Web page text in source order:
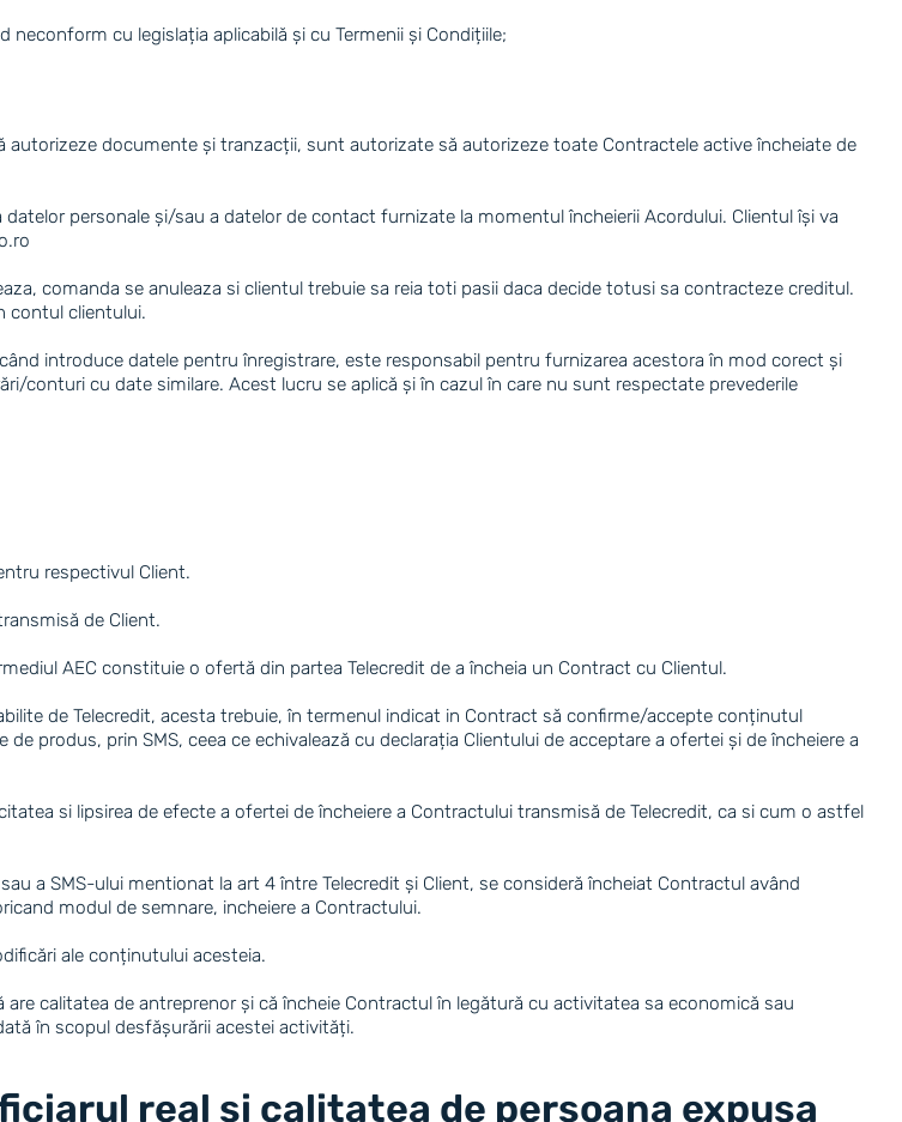
cu legislația aplicabilă și cu Termenii și Condițiile;
documente și tranzacții, sunt autorizate să autorizeze toate Contractele active încheiate de
personale și/sau a datelor de contact furnizate la momentul încheierii Acordului. Clientul își va
comanda se anuleaza si clientul trebuie sa reia toti pasii daca decide totusi sa contracteze creditul.
contul clientului.
introduce datele pentru înregistrare, este responsabil pentru furnizarea acestora în mod corect și
conturi cu date similare. Acest lucru se aplică și în cazul în care nu sunt respectate prevederile
respectivul Client.
de Client.
AEC constituie o ofertă din partea Telecredit de a încheia un Contract cu Clientul.
de Telecredit, acesta trebuie, în termenul indicat in Contract să confirme/accepte conținutul
produs, prin SMS, ceea ce echivalează cu declarația Clientului de acceptare a ofertei și de încheiere a
si lipsirea de efecte a ofertei de încheiere a Contractului transmisă de Telecredit, ca si cum o astfel
a SMS-ului mentionat la art 4 între Telecredit și Client, se consideră încheiat Contractul având
modul de semnare, incheiere a Contractului.
ale conținutului acesteia.
calitatea de antreprenor și că încheie Contractul în legătură cu activitatea sa economică sau
în scopul desfășurării acestei activități.
real si calitatea de persoana expusa